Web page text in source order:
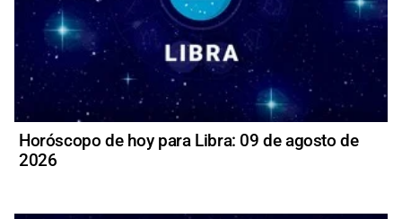
Horóscopo de hoy para Libra: 09 de agosto de
2026